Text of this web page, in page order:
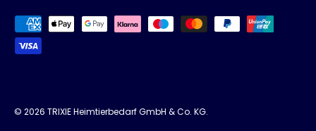
Zahlungsmethoden
© 2026 TRIXIE Heimtierbedarf GmbH & Co. KG.